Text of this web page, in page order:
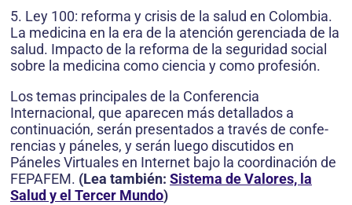
5. Ley 100: reforma y crisis de la salud en Colombia.
La medicina en la era de la atención gerenciada de la
salud. Impacto de la reforma de la seguridad social
sobre la medicina como ciencia y como profesión.
Los temas principales de la Conferencia
Internacional, que aparecen más detallados a
continuación, serán presentados a través de confe-
rencias y páneles, y serán luego discutidos en
Páneles Virtuales en Internet bajo la coordinación de
FEPAFEM. (Lea también: Sistema de Valores, la
Salud y el Tercer Mundo)